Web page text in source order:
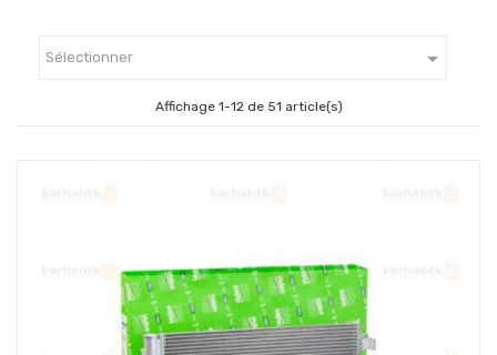
Sélectionner 
Affichage 1-12 de 51 article(s)